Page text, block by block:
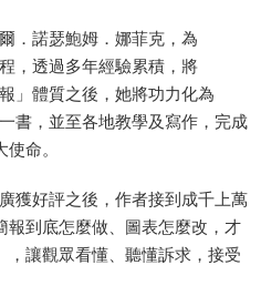
．諾瑟鮑姆．娜菲克，為
，透過多年經驗累積，將
」體質之後，她將功力化為
書，並至各地教學及寫作，完成
命。
獲好評之後，作者接到成千上萬
報到底怎麼做、圖表怎麼改，才
讓觀眾看懂、聽懂訴求，接受